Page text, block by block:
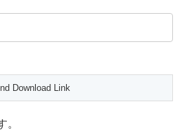
。